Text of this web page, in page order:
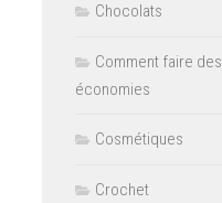
Chocolats
Comment faire des
économies
Cosmétiques
Crochet